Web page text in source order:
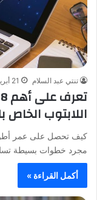
تنتي عبد السلام 21 أبريل,2018
اللابتوب الخاص
كيف تحصل على عمر أطول
مجرد خطوات بسيطة
أكمل القراءة »